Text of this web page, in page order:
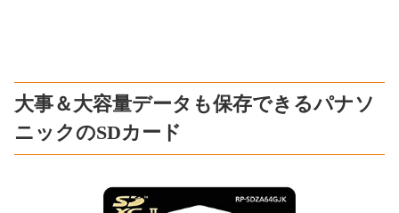
大事＆大容量データも保存できるパナソ
ニックのSDカード